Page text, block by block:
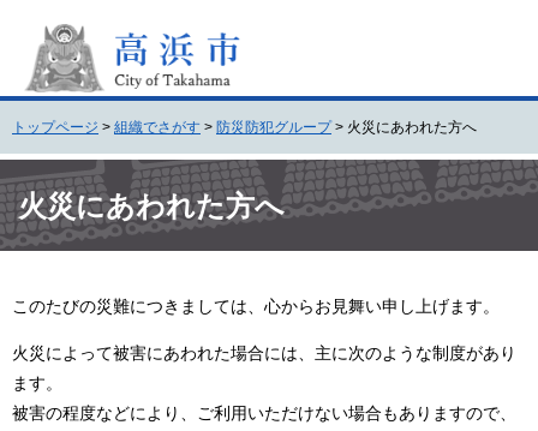
頭
で
す
。
飛
ば
し
て
本
トップページ > 組織でさがす > 防災防犯グループ > 火災にあわれた方へ
文 火災にあわれた方へ
このたびの災難につきましては、心からお見舞い申し上げます。
火災によって被害にあわれた場合には、主に次のような制度があり
ます。
被害の程度などにより、ご利用いただけない場合もありますので、